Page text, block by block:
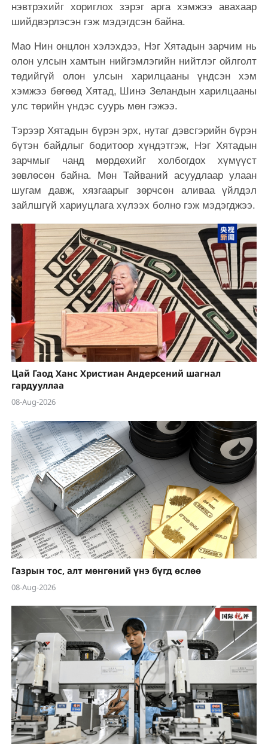
нэвтрэхийг хориглох зэрэг арга хэмжээ авахаар
шийдвэрлэсэн гэж мэдэгдсэн байна.
Мао Нин онцлон хэлэхдээ, Нэг Хятадын зарчим нь
олон улсын хамтын нийгэмлэгийн нийтлэг ойлголт
төдийгүй олон улсын харилцааны үндсэн хэм
хэмжээ бөгөөд Хятад, Шинэ Зеландын харилцааны
улс төрийн үндэс суурь мөн гэжээ.
Тэрээр Хятадын бүрэн эрх, нутаг дэвсгэрийн бүрэн
бүтэн байдлыг бодитоор хүндэтгэж, Нэг Хятадын
зарчмыг чанд мөрдөхийг холбогдох хүмүүст
зөвлөсөн байна. Мөн Тайваний асуудлаар улаан
шугам давж, хязгаарыг зөрчсөн аливаа үйлдэл
зайлшгүй хариуцлага хүлээх болно гэж мэдэгджээ.
Цай Гаод Ханс Христиан Андерсений шагнал
гардууллаа
08-Aug-2026
Газрын тос, алт мөнгөний үнэ бүгд өслөө
08-Aug-2026